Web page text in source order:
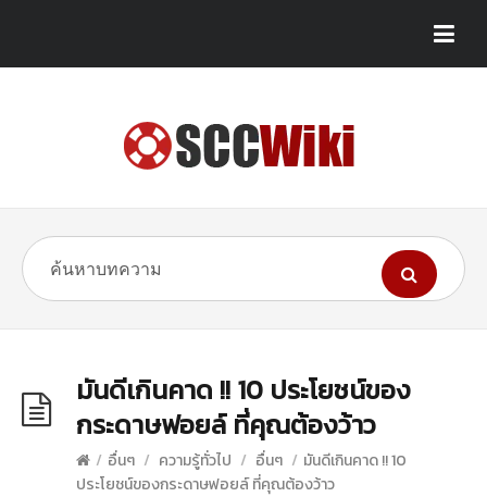
มันดีเกินคาด !! 10 ประโยชน์ของ
กระดาษฟอยล์ ที่คุณต้องว้าว
/ อื่นๆ / ความรู้ทั่วไป / อื่นๆ / มันดีเกินคาด !! 10
ประโยชน์ของกระดาษฟอยล์ ที่คุณต้องว้าว